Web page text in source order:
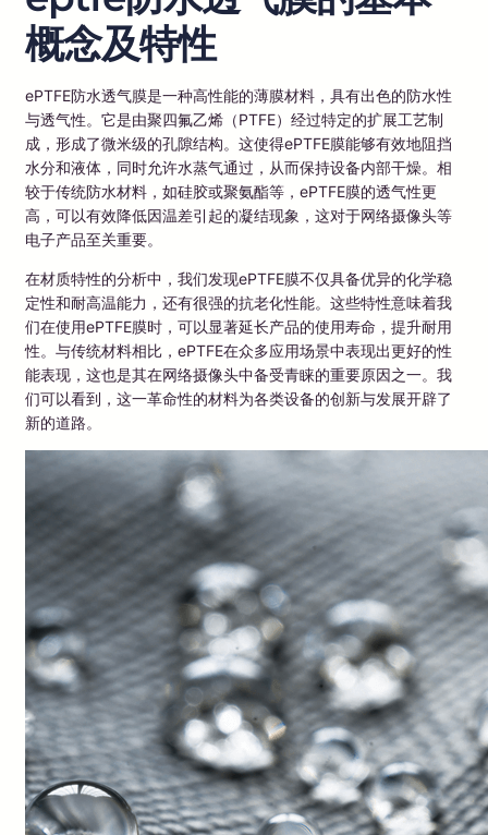
概念及特性
ePTFE防水透气膜是一种高性能的薄膜材料，具有出色的防水性
与透气性。它是由聚四氟乙烯（PTFE）经过特定的扩展工艺制
成，形成了微米级的孔隙结构。这使得ePTFE膜能够有效地阻挡
水分和液体，同时允许水蒸气通过，从而保持设备内部干燥。相
较于传统防水材料，如硅胶或聚氨酯等，ePTFE膜的透气性更
高，可以有效降低因温差引起的凝结现象，这对于网络摄像头等
电子产品至关重要。
在材质特性的分析中，我们发现ePTFE膜不仅具备优异的化学稳
定性和耐高温能力，还有很强的抗老化性能。这些特性意味着我
们在使用ePTFE膜时，可以显著延长产品的使用寿命，提升耐用
性。与传统材料相比，ePTFE在众多应用场景中表现出更好的性
能表现，这也是其在网络摄像头中备受青睐的重要原因之一。我
们可以看到，这一革命性的材料为各类设备的创新与发展开辟了
新的道路。